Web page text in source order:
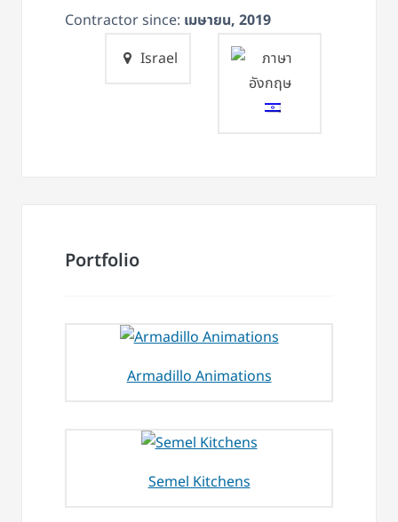
Contractor since: เมษายน, 2019
Israel
Portfolio
Armadillo Animations
Semel Kitchens